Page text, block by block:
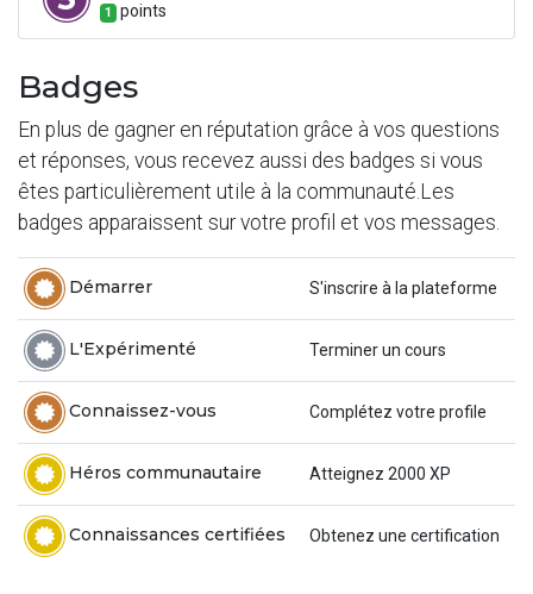
1 points
Badges
En plus de gagner en réputation grâce à vos questions
et réponses, vous recevez aussi des badges si vous
êtes particulièrement utile à la communauté. Les
badges apparaissent sur votre profil et vos messages.
Démarrer S'inscrire à la plateforme
L'Expérimenté Terminer un cours
Connaissez-vous Complétez votre profile
Héros communautaire Atteignez 2000 XP
Connaissances certifiées Obtenez une certification